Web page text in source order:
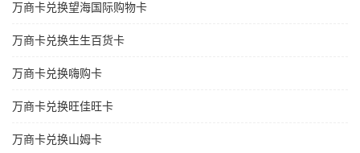
万商卡兑换望海国际购物卡
万商卡兑换生生百货卡
万商卡兑换嗨购卡
万商卡兑换旺佳旺卡
万商卡兑换山姆卡